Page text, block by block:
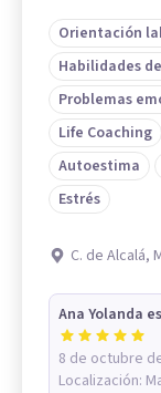
Orientación
Habilidades
Problemas
Life Coaching
Autoestima
Estrés
C. de Alcalá,
Ana Yolanda
8 de octubre
Localización: